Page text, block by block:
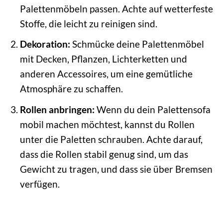
Palettenmöbeln passen. Achte auf wetterfeste
Stoffe, die leicht zu reinigen sind.
Dekoration: Schmücke deine Palettenmöbel
mit Decken, Pflanzen, Lichterketten und
anderen Accessoires, um eine gemütliche
Atmosphäre zu schaffen.
Rollen anbringen: Wenn du dein Palettensofa
mobil machen möchtest, kannst du Rollen
unter die Paletten schrauben. Achte darauf,
dass die Rollen stabil genug sind, um das
Gewicht zu tragen, und dass sie über Bremsen
verfügen.